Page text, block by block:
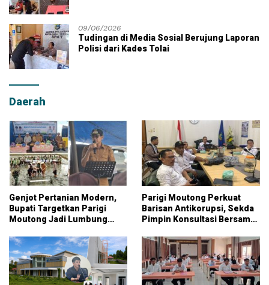
09/06/2026
Tudingan di Media Sosial Berujung Laporan
Polisi dari Kades Tolai
Daerah
Genjot Pertanian Modern,
Bupati Targetkan Parigi
Moutong Jadi Lumbung
Parigi Moutong Perkuat
Barisan Antikorupsi, Sekda
Pimpin Konsultasi Bersama